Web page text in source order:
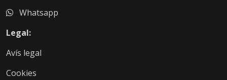
Whatsapp
Legal:
Avís legal
Cookies